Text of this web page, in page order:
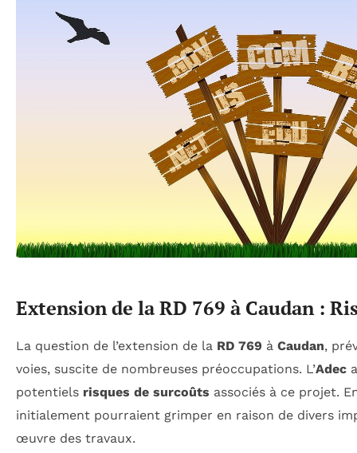
Extension de la RD 769 à Caudan :
La question de l’extension de la RD 769 à Caudan,
voies, suscite de nombreuses préoccupations. L’Adec
potentiels risques de surcoûts associés à ce projet.
initialement pourraient grimper en raison de divers
œuvre des travaux.